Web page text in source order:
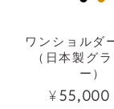
ワンショルダ
（日本製グ
ー）
¥55,000